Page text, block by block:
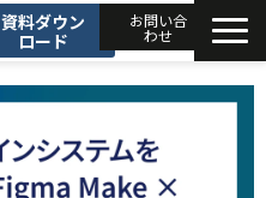
資料ダウン
ロード
お問い合
わせ